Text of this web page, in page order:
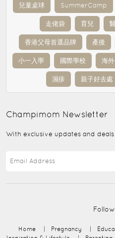
兒童桌球 SummerCamp
走佬袋 育兒
香港父母首選品牌 產後
小一入學 國際學校 海
濕疹 親子好去處
Champimom Newsletter
With exclusive updates and deals
Home | Pregnancy |